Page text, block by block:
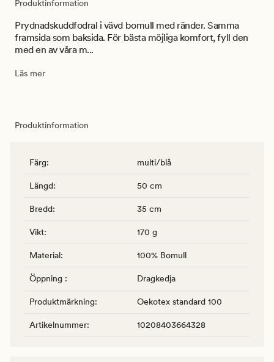
Produktinformation
Prydnadskuddfodral i vävd bomull med ränder. Samma
framsida som baksida. För bästa möjliga komfort, fyll den
med en av våra m...
Läs mer
Produktinformation
Färg: multi/blå
Längd: 50 cm
Bredd: 35 cm
Vikt: 170 g
Material: 100% Bomull
Öppning : Dragkedja
Produktmärkning: Oekotex standard 100
Artikelnummer: 10208403664328